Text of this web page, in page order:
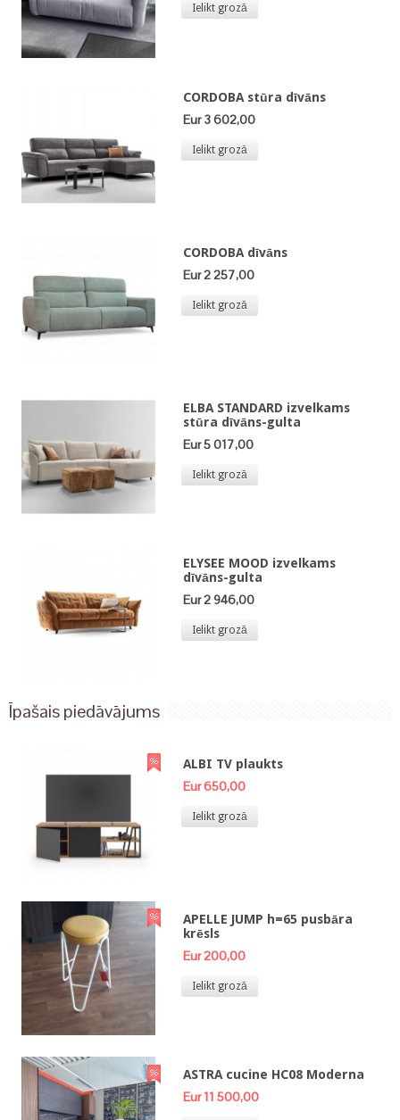
Ielikt grozā
CORDOBA stūra dīvāns
Eur 3 602,00
Ielikt grozā
CORDOBA dīvāns
Eur 2 257,00
Ielikt grozā
ELBA STANDARD izvelkams
stūra dīvāns-gulta
Eur 5 017,00
Ielikt grozā
ELYSEE MOOD izvelkams
dīvāns-gulta
Eur 2 946,00
Ielikt grozā
Īpašais piedāvājums
ALBI TV plaukts
Eur 650,00
Ielikt grozā
APELLE JUMP h=65 pusbāra
krēsls
Eur 200,00
Ielikt grozā
ASTRA cucine HC08 Moderna
Eur 11 500,00